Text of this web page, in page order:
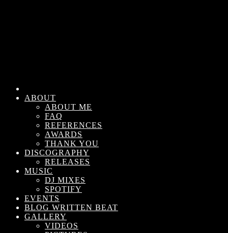
ABOUT
ABOUT ME
FAQ
REFERENCES
AWARDS
THANK YOU
DISCOGRAPHY
RELEASES
MUSIC
DJ MIXES
SPOTIFY
EVENTS
BLOG WRITTEN BEAT
GALLERY
VIDEOS